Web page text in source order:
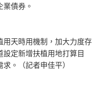
債券。
天時用機制，加大力度存
定新增扶植用地打算目
。（記者申佳平）